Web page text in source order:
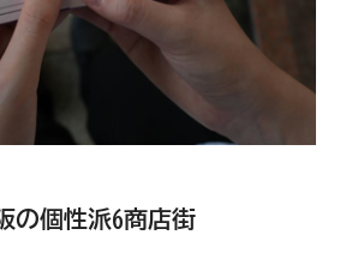
の個性派6商店街